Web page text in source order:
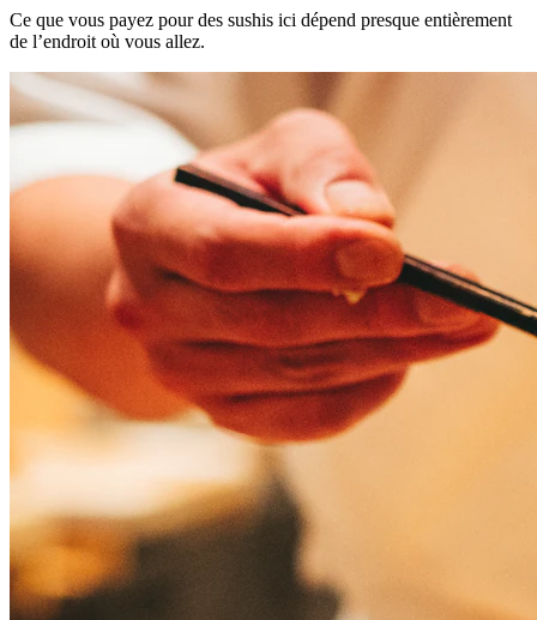
Ce que vous payez pour des sushis ici dépend presque entièrement
de l’endroit où vous allez.